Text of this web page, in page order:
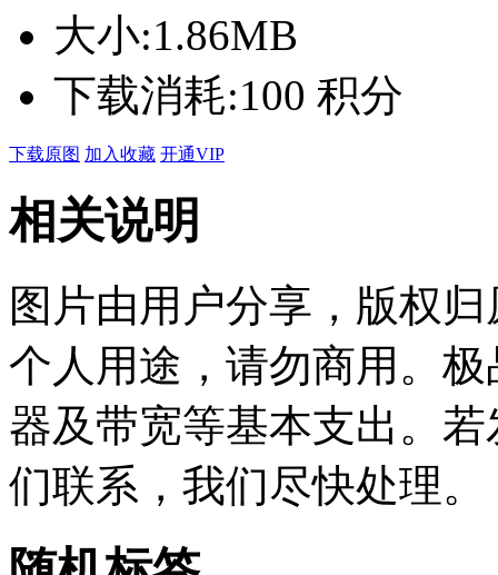
大小:1.86MB
下载消耗:100 积分
下载原图 加入收藏 开通VIP
相关说明
图片由用户分享，版权
个人用途，请勿商用。
器及带宽等基本支出。
们联系，我们尽快处理。